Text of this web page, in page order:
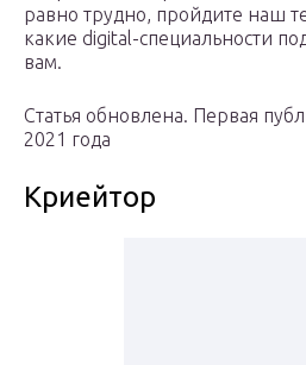
равно трудно, пройдите наш
какие digital-специальности
вам.
Статья обновлена. Первая
2021 года
Криейтор